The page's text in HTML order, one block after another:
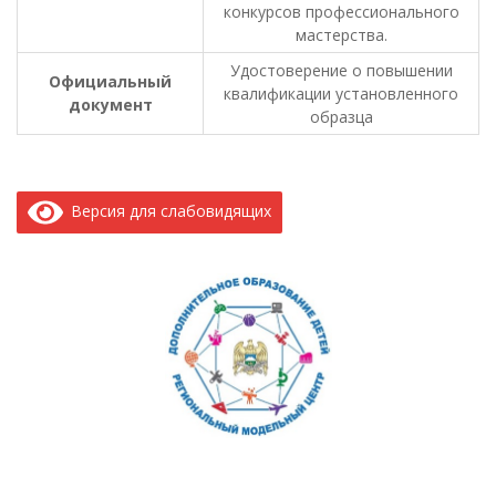
конкурсов профессионального
мастерства.
Официальный
документ
Удостоверение о повышении
квалификации установленного
образца
Версия для слабовидящих